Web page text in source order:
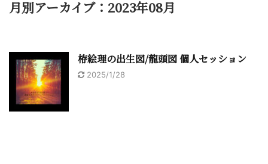
月別アーカイブ：2023年08月
栫絵理の出生図/龍頭図 個人セッション
2025/1/28